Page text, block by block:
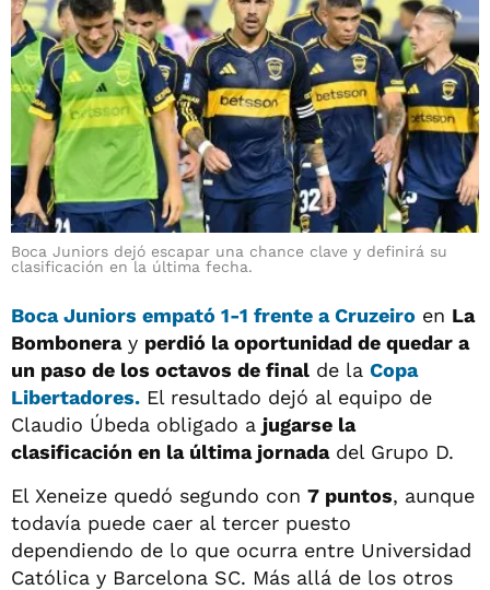
Boca Juniors dejó escapar una chance clave y definirá su
clasificación en la última fecha.
Boca Juniors empató 1-1 frente a Cruzeiro en La
Bomboneray perdió la oportunidad de quedar a
un paso de los octavos de final de la Copa
Libertadores. El resultado dejó al equipo de
Claudio Úbeda obligado a jugarse la
clasificación en la última jornadadel Grupo D.
El Xeneize quedó segundo con 7 puntos, aunque
todavía puede caer al tercer puesto
dependiendo de lo que ocurra entre Universidad
Católica y Barcelona SC. Más allá de los otros